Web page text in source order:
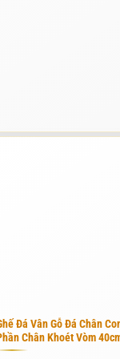
phải xử lý chống
lại cảm giác mượt
chất tẩy rửa thông
vời cho những gia
Tôi đã tư vấn
giác chắc chắn,
Đá Vân Gỗ Đá Chân
Chân Khoét Vòm